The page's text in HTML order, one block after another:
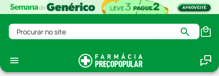
Procurar no site